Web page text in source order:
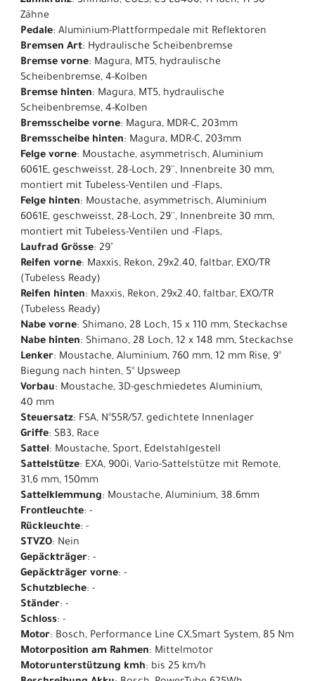
Zähne
Pedale: Aluminium-Plattformpedale mit Reflektoren
Bremsen Art: Hydraulische Scheibenbremse
Bremse vorne: Magura, MT5, hydraulische
Scheibenbremse, 4-Kolben
Bremse hinten: Magura, MT5, hydraulische
Scheibenbremse, 4-Kolben
Bremsscheibe vorne: Magura, MDR-C, 203mm
Bremsscheibe hinten: Magura, MDR-C, 203mm
Felge vorne: Moustache, asymmetrisch, Aluminium
6061E, geschweisst, 28-Loch, 29'', Innenbreite 30 mm,
montiert mit Tubeless-Ventilen und -Flaps,
Felge hinten: Moustache, asymmetrisch, Aluminium
6061E, geschweisst, 28-Loch, 29'', Innenbreite 30 mm,
montiert mit Tubeless-Ventilen und -Flaps,
Laufrad Grösse: 29"
Reifen vorne: Maxxis, Rekon, 29x2.40, faltbar, EXO/TR
(Tubeless Ready)
Reifen hinten: Maxxis, Rekon, 29x2.40, faltbar, EXO/TR
(Tubeless Ready)
Nabe vorne: Shimano, 28 Loch, 15 x 110 mm, Steckachse
Nabe hinten: Shimano, 28 Loch, 12 x 148 mm, Steckachse
Lenker: Moustache, Aluminium, 760 mm, 12 mm Rise, 9°
Biegung nach hinten, 5° Upsweep
Vorbau: Moustache, 3D-geschmiedetes Aluminium,
40 mm
Steuersatz: FSA, N°55R/57, gedichtete Innenlager
Griffe: SB3, Race
Sattel: Moustache, Sport, Edelstahlgestell​
Sattelstütze: EXA, 900i, Vario-Sattelstütze mit Remote,
31,6 mm, 150mm
Sattelklemmung: Moustache, Aluminium, 38.6mm
Frontleuchte: -
Rückleuchte: -
STVZO: Nein
Gepäckträger: -
Gepäckträger vorne: -
Schutzbleche: -
Ständer: -
Schloss: -
Motor: Bosch, Performance Line CX,Smart System, 85 Nm
Motorposition am Rahmen: Mittelmotor
Motorunterstützung kmh: bis 25 km/h